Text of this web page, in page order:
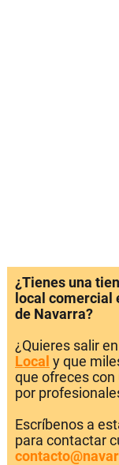
¿Tienes una
local comercial
de Navarra?
¿Quieres salir
Local y que
que ofreces
por
Escríbenos a
para contactar